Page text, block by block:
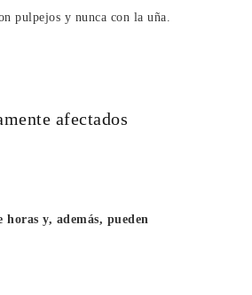
pulpejos y nunca con la uña.
afectados
y, además, pueden